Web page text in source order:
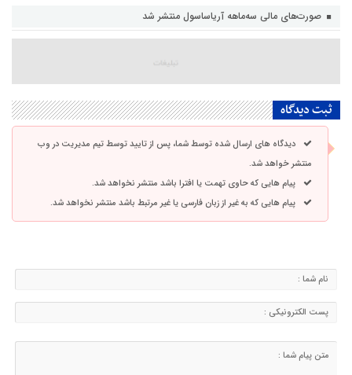
صورت‌های مالی سه‌ماهه آریاساسول منتشر شد
ثبت دیدگاه
دیدگاه های ارسال شده توسط شما، پس از تایید توسط تیم مدیریت در وب
منتشر خواهد شد.
پیام هایی که حاوی تهمت یا افترا باشد منتشر نخواهد شد.
پیام هایی که به غیر از زبان فارسی یا غیر مرتبط باشد منتشر نخواهد شد.